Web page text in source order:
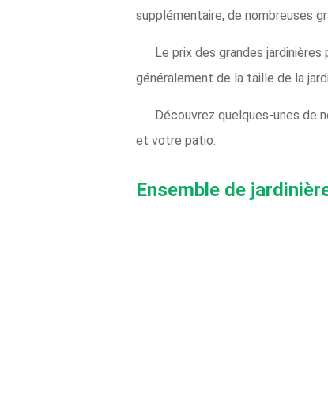
supplémentaire, de nombreuses
Le prix des grandes
généralement de la taille de la
Découvrez quelques-unes de
et votre patio.
Ensemble de